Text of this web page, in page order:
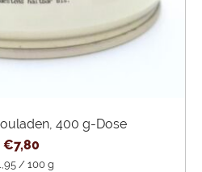
400 g-Dose
€7,80
/ 100 g